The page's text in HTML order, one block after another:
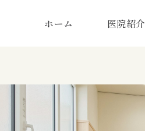
ホーム 医院紹介